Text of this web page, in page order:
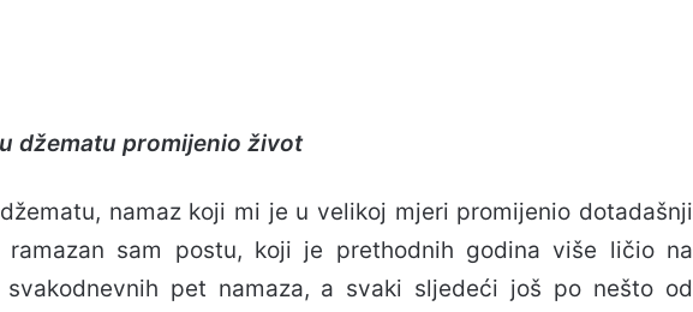
džematu promijenio život
namaz koji mi je u velikoj mjeri promijenio dotadašnji
ramazan sam postu, koji je prethodnih godina više ličio na
svakodnevnih pet namaza, a svaki sljedeći još po nešto od